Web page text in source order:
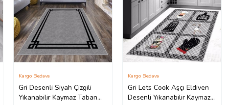
Gri Desenli Siyah Çizgili
Yıkanabilir Kaymaz Taban
Kargo Bedava
Gri Lets Cook Aşçı Eldiven
Desenli Yıkanabilir Kaymaz
Kargo Bedava